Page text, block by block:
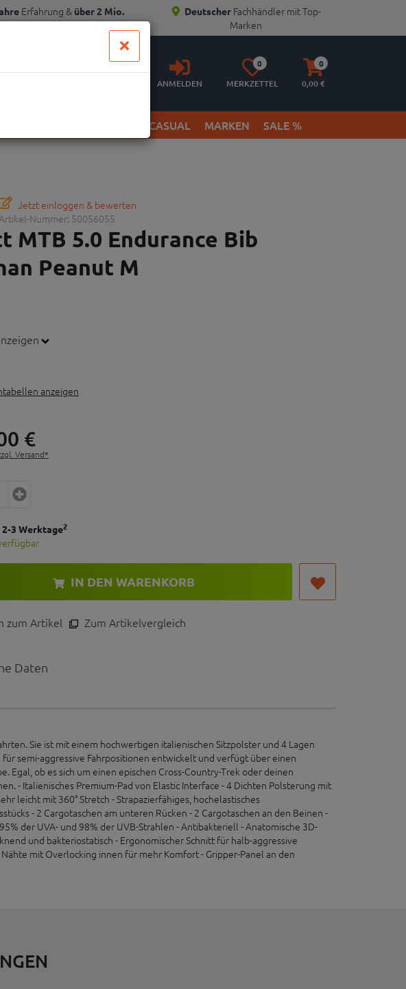
Erfahrung & über 2 Mio.
Kunden
Deutscher Fachhändler mit Top-
Marken
Anmelden
ANMELDEN
Merkzettel
aufklappen
0
MERKZETTEL
Warenkorb
aufklappen
0
0,00 €
STREETWEAR & CASUAL MARKEN SALE %
Jetzt einloggen & bewerten
Nummer: 50056055
MTB 5.0 Endurance Bib
Peanut M
anzeigen
€
Versand*
3 Werktage2
IN DEN WARENKORB
zum Artikel Zum Artikelvergleich
Daten
Sie ist mit einem hochwertigen italienischen Sitzpolster und 4 Lagen
semi-aggressive Fahrpositionen entwickelt und verfügt über einen
Egal, ob es sich um einen epischen Cross-Country-Trek oder deinen
- Italienisches Premium-Pad von Elastic Interface - 4 Dichten Polsterung mit
leicht mit 360° Stretch - Strapazierfähiges, hochelastisches
- 2 Cargotaschen am unteren Rücken - 2 Cargotaschen an den Beinen -
der UVA- und 98% der UVB-Strahlen - Antibakteriell - Anatomische 3D-
und bakteriostatisch - Ergonomischer Schnitt für halb-aggressive
mit Overlocking innen für mehr Komfort - Gripper-Panel an den